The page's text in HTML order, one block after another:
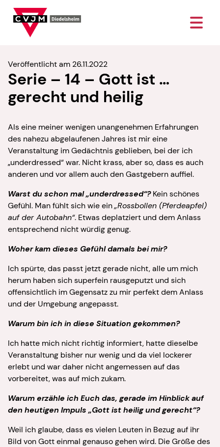
Veröffentlicht am 26.11.2022
Serie – 14 – Gott ist …
gerecht und heilig
Als eine meiner wenigen unangenehmen Erfahrungen
des nahezu abgelaufenen Jahres ist mir eine
Veranstaltung im Gedächtnis geblieben, bei der ich
„underdressed“ war. Nicht krass, aber so, dass es auch
anderen und vor allem auch den Gastgebern auffiel.
Warst du schon mal „underdressed“?Kein schönes
Gefühl. Man fühlt sich wie ein„Rossbollen (Pferdeapfel)
auf der Autobahn“. Etwas deplatziert und dem Anlass
entsprechend nicht würdig genug.
Woher kam dieses Gefühl damals bei mir?
Ich spürte, das passt jetzt gerade nicht, alle um mich
herum haben sich superfein rausgeputzt und sich
offensichtlich im Gegensatz zu mir perfekt dem Anlass
und der Umgebung angepasst.
Warum bin ich in diese Situation gekommen?
Ich hatte mich nicht richtig informiert, hatte dieselbe
Veranstaltung bisher nur wenig und da viel lockerer
erlebt und war daher nicht angemessen auf das
vorbereitet, was auf mich zukam.
Warum erzähle ich Euch das, gerade im Hinblick auf
den heutigen Impuls „Gott ist heilig und gerecht“?
Weil ich glaube, dass es vielen Leuten in Bezug auf ihr
Bild von Gott einmal genauso gehen wird. Die Größe des